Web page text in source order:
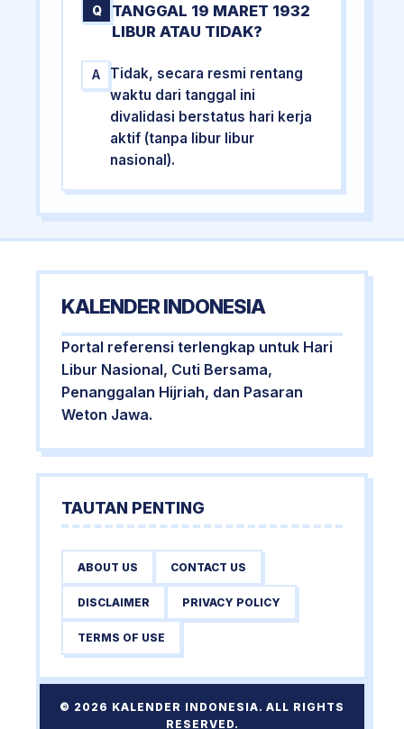
Q
TANGGAL 19 MARET 1932
LIBUR ATAU TIDAK?
A
Tidak, secara resmi rentang
waktu dari tanggal ini
divalidasi berstatus hari kerja
aktif (tanpa libur libur
nasional).
KALENDER INDONESIA
Portal referensi terlengkap untuk Hari
Libur Nasional, Cuti Bersama,
Penanggalan Hijriah, dan Pasaran
Weton Jawa.
TAUTAN PENTING
ABOUT US CONTACT US
DISCLAIMER PRIVACY POLICY
TERMS OF USE
© 2026 KALENDER INDONESIA. ALL RIGHTS
RESERVED.